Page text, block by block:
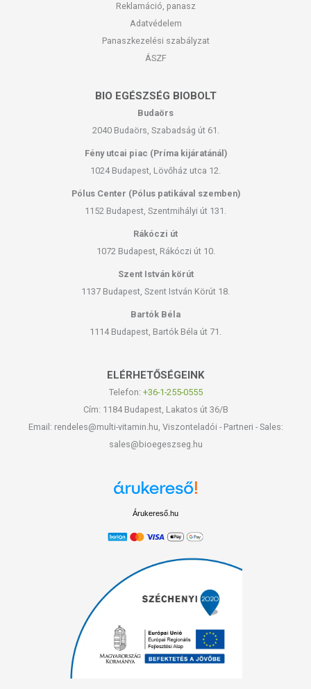
Reklamáció, panasz
Adatvédelem
Panaszkezelési szabályzat
ÁSZF
BIO EGÉSZSÉG BIOBOLT
Budaörs
2040 Budaörs, Szabadság út 61.
Fény utcai piac (Príma kijáratánál)
1024 Budapest, Lövőház utca 12.
Pólus Center (Pólus patikával szemben)
1152 Budapest, Szentmihályi út 131.
Rákóczi út
1072 Budapest, Rákóczi út 10.
Szent István körút
1137 Budapest, Szent István Körút 18.
Bartók Béla
1114 Budapest, Bartók Béla út 71.
ELÉRHETŐSÉGEINK
Telefon: +36-1-255-0555
Cím: 1184 Budapest, Lakatos út 36/B
Email: rendeles@multi-vitamin.hu, Viszonteladói - Partneri - Sales:
sales@bioegeszseg.hu
Árukereső.hu